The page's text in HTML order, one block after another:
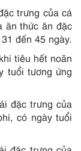
trưng của cá
ăn thức ăn đặc
đến 45 ngày.
tiêu hết noãn
tuổi tương ứng
đặc trưng của
có ngày tuổi